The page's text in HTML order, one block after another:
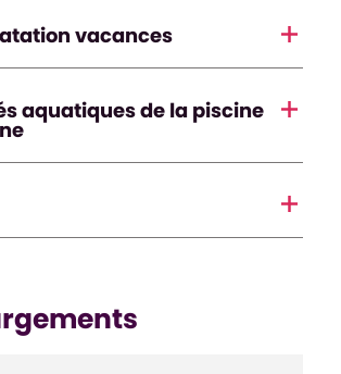
vacances
aquatiques de la piscine